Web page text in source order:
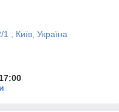
1 , Київ, Україна